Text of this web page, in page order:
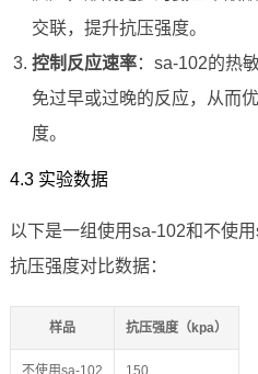
交联，提升抗压强度。
控制反应速率：sa-102的热
免过早或过晚的反应，从而
度。
4.3 实验数据
以下是一组使用sa-102和不使
抗压强度对比数据：
样品 抗压强度（kpa）